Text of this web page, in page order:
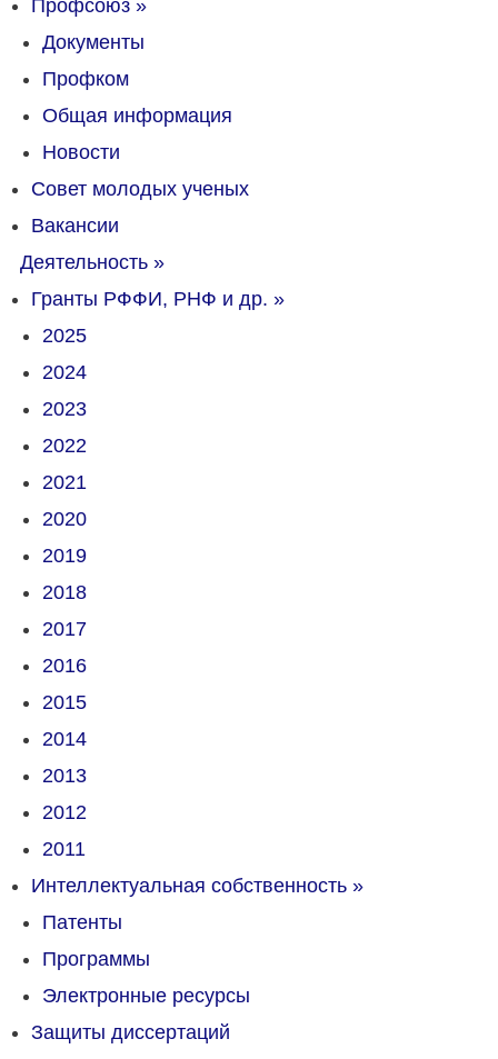
Профсоюз »
Документы
Профком
Общая информация
Новости
Совет молодых ученых
Вакансии
Деятельность »
Гранты РФФИ, РНФ и др. »
2025
2024
2023
2022
2021
2020
2019
2018
2017
2016
2015
2014
2013
2012
2011
Интеллектуальная собственность »
Патенты
Программы
Электронные ресурсы
Защиты диссертаций